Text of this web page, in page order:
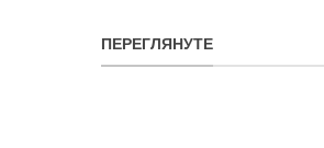
ПЕРЕГЛЯНУТЕ